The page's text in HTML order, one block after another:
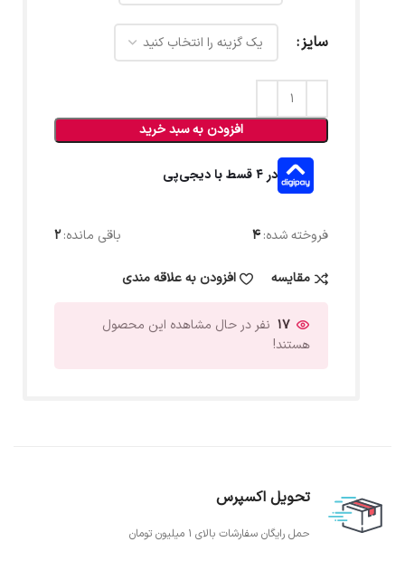
سایز
افزودن به سبد خرید
در ۴ قسط با دیجی‌پی
فروخته شده:4 باقی مانده:2
مقایسه افزودن به علاقه مندی
17 نفر در حال مشاهده این محصول
هستند!
تحویل اکسپرس
حمل رایگان سفارشات بالای 1 میلیون تومان